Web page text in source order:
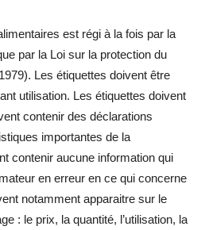
est régi à la fois par la
par la Loi sur la protection du
Les étiquettes doivent être
utilisation. Les étiquettes doivent
contenir des déclarations
importantes de la
contenir aucune information qui
en erreur en ce qui concerne
notamment apparaitre sur le
: le prix, la quantité, l’utilisation, la